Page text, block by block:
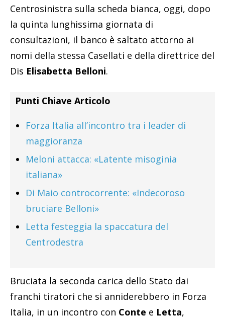
Centrosinistra sulla scheda bianca, oggi, dopo
la quinta lunghissima giornata di
consultazioni, il banco è saltato attorno ai
nomi della stessa Casellati e della direttrice del
Dis Elisabetta Belloni.
Punti Chiave Articolo
Forza Italia all’incontro tra i leader di
maggioranza
Meloni attacca: «Latente misoginia
italiana»
Di Maio controcorrente: «Indecoroso
bruciare Belloni»
Letta festeggia la spaccatura del
Centrodestra
Bruciata la seconda carica dello Stato dai
franchi tiratori che si anniderebbero in Forza
Italia, in un incontro con Conte e Letta,